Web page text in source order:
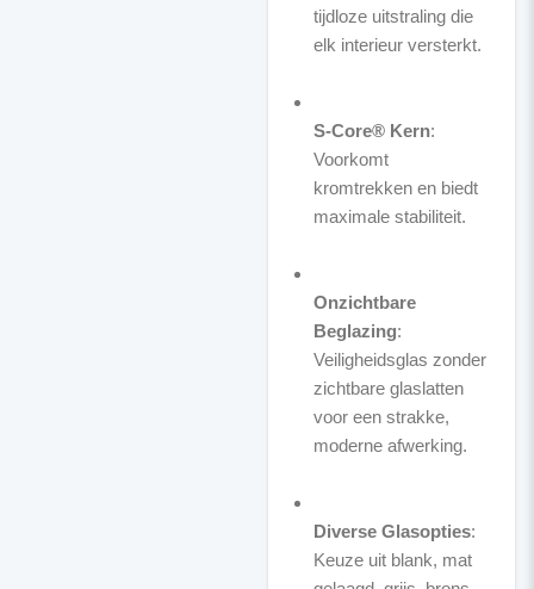
tijdloze uitstraling die
elk interieur versterkt.
S-Core® Kern:
Voorkomt
kromtrekken en biedt
maximale stabiliteit.
Onzichtbare
Beglazing:
Veiligheidsglas zonder
zichtbare glaslatten
voor een strakke,
moderne afwerking.
Diverse Glasopties:
Keuze uit blank, mat